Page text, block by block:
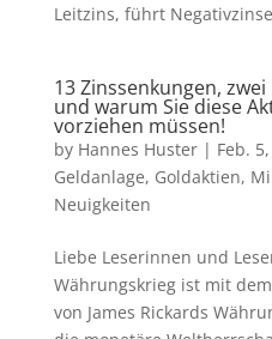
Leitzins, führt
13 Zinssenkungen,
und warum Sie diese
vorziehen müssen!
by Hannes Huster| Feb.
Geldanlage, Goldaktien,
Neuigkeiten
Liebe Leserinnen und
Währungskrieg ist mit
von James Rickards